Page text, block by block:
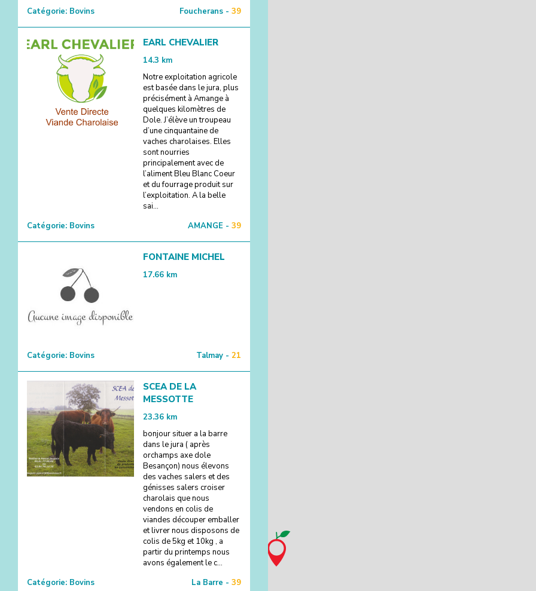
Catégorie: Bovins Foucherans - 39
EARL CHEVALIER
14.3 km
Notre exploitation agricole
est basée dans le jura, plus
précisément à Amange à
quelques kilomètres de
Dole. J’élève un troupeau
d’une cinquantaine de
vaches charolaises. Elles
sont nourries
principalement avec de
l’aliment Bleu Blanc Coeur
et du fourrage produit sur
l’exploitation. A la belle
sai...
Catégorie: Bovins AMANGE - 39
FONTAINE MICHEL
17.66 km
Catégorie: Bovins Talmay - 21
SCEA DE LA
MESSOTTE
23.36 km
bonjour situer a la barre
dans le jura ( après
orchamps axe dole
Besançon) nous élevons
des vaches salers et des
génisses salers croiser
charolais que nous
vendons en colis de
viandes découper emballer
et livrer nous disposons de
colis de 5kg et 10kg , a
partir du printemps nous
avons également le c...
Catégorie: Bovins La Barre - 39